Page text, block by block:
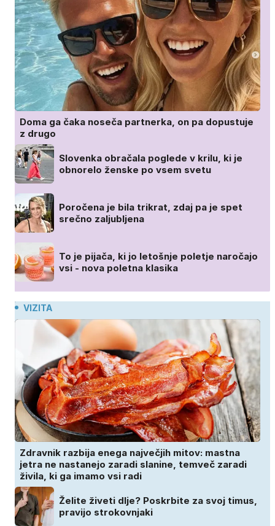
Doma ga čaka noseča partnerka, on pa dopustuje
z drugo
Slovenka obračala poglede v krilu, ki je
obnorelo ženske po vsem svetu
Poročena je bila trikrat, zdaj pa je spet
srečno zaljubljena
To je pijača, ki jo letošnje poletje naročajo
vsi - nova poletna klasika
VIZITA
Zdravnik razbija enega največjih mitov: mastna
jetra ne nastanejo zaradi slanine, temveč zaradi
živila, ki ga imamo vsi radi
Želite živeti dlje? Poskrbite za svoj timus,
pravijo strokovnjaki